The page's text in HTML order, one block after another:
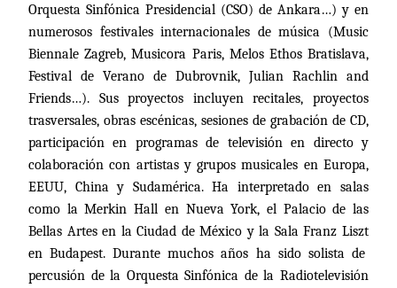
Orquesta Sinfónica Presidencial (CSO) de Ankara…) y en
numerosos festivales internacionales de música (Music
Biennale Zagreb, Musicora Paris, Melos Ethos Bratislava,
Festival de Verano de Dubrovnik, Julian Rachlin and
Friends…). Sus proyectos incluyen recitales, proyectos
trasversales, obras escénicas, sesiones de grabación de CD,
participación en programas de televisión en directo y
colaboración con artistas y grupos musicales en Europa,
EEUU, China y Sudamérica. Ha interpretado en salas
como la Merkin Hall en Nueva York, el Palacio de las
Bellas Artes en la Ciudad de México yla Sala Franz Liszt
en Budapest. Durante muchos años ha sido solista de
percusión de la Orquesta Sinfónica de la Radiotelevisión